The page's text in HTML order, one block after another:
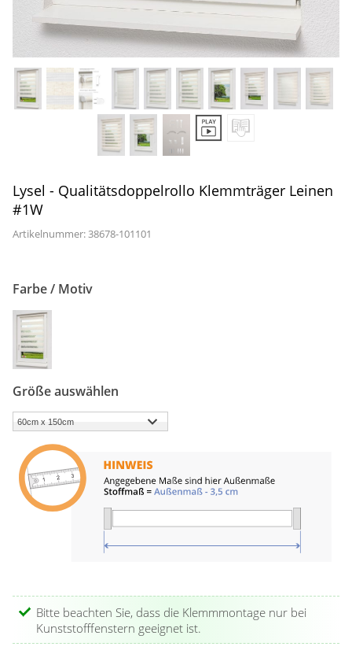
Gardinenstange
Stoffe
Panneaux
Lysel - Qualitätsdoppelrollo Klemmträger Leinen
#1W
Artikelnummer: 38678-101101
Farbe / Motiv
Größe auswählen
Bitte beachten Sie, dass die Klemmmontage nur bei
Kunststofffenstern geeignet ist.